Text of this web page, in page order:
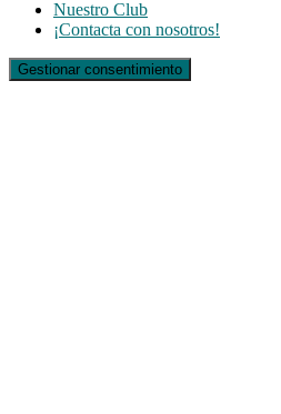
Nuestro Club
¡Contacta con nosotros!
Gestionar consentimiento